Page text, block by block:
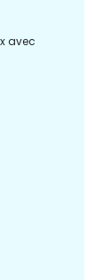
avec